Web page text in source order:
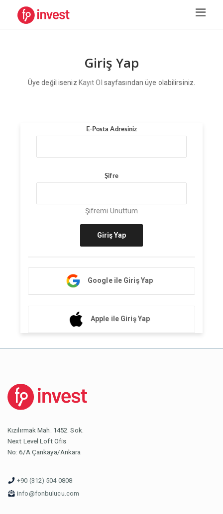
Giriş Yap
Üye değil iseniz Kayıt Ol sayfasından üye olabilirsiniz.
E-Posta Adresiniz
Şifre
Şifremi Unuttum
Giriş Yap
Google ile Giriş Yap
Apple ile Giriş Yap
Kızılırmak Mah. 1452. Sok.
Next Level Loft Ofis
No: 6/A Çankaya/Ankara
+90 (312) 504 0808
info@fonbulucu.com